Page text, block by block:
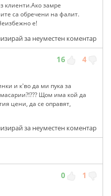
клиенти.Ако замре
са обречени на фалит.
е!
за неуместен коментар
16 4
и к'во да ми пука за
Щом има кой да
цени, да се оправят,
за неуместен коментар
0 1